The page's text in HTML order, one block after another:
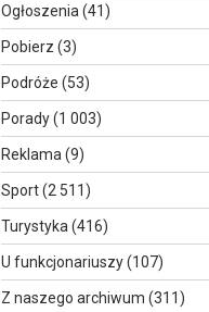
Ogłoszenia (41)
Pobierz (3)
Podróże (53)
Porady(1 003)
Reklama (9)
Sport(2 511)
Turystyka (416)
U funkcjonariuszy(107)
Z naszego archiwum (311)